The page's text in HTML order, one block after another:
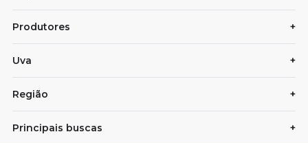
Produtores +
Uva +
Região +
Principais buscas +